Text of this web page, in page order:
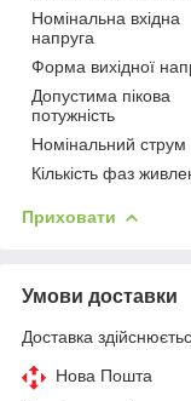
Номінальна вхідна
напруга
Форма вихідної
Допустима пікова
потужність
Номінальний струм
Кількість фаз
Приховати
Умови доставки
Доставка
Нова Пошта